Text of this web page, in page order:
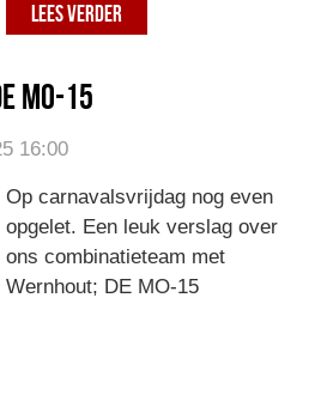
LEES VERDER
MO-15
16:00
Op carnavalsvrijdag nog even
opgelet. Een leuk verslag over
ons combinatieteam met
Wernhout; DE MO-15